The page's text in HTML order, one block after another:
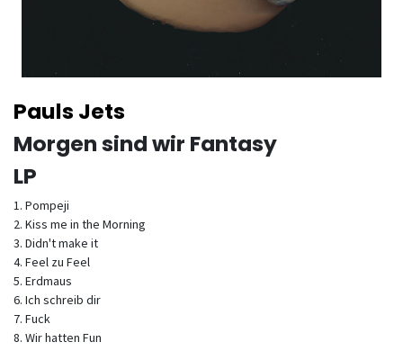
Pauls Jets
Morgen sind wir Fantasy
LP
1. Pompeji
2. Kiss me in the Morning
3. Didn't make it
4. Feel zu Feel
5. Erdmaus
6. Ich schreib dir
7. Fuck
8. Wir hatten Fun